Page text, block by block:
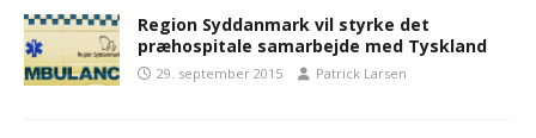
Region Syddanmark vil styrke det
præhospitale samarbejde med Tyskland
29. september 2015 Patrick Larsen